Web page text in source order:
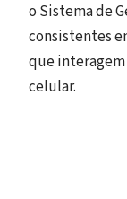
o Sistema de
consistentes
que
celular.